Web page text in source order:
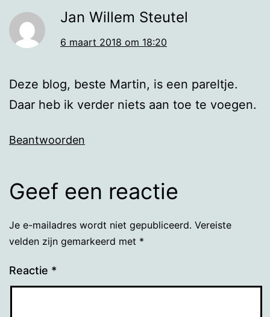
Jan Willem Steutel
6 maart 2018 om 18:20
Deze blog, beste Martin, is een pareltje.
Daar heb ik verder niets aan toe te voegen.
Beantwoorden
Geef een reactie
Je e-mailadres wordt niet gepubliceerd. Vereiste
velden zijn gemarkeerd met *
Reactie *